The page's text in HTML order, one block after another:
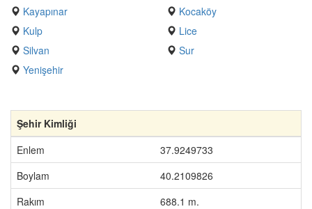
Kayapınar
Kocaköy
Kulp
Lice
Silvan
Sur
Yenişehir
Şehir Kimliği
Enlem
37.9249733
Boylam
40.2109826
Rakım
688.1 m.